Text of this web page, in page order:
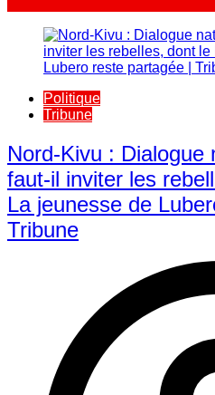
Politique
Tribune
Nord-Kivu : Dialogue
faut-il inviter les
La jeunesse de
Tribune